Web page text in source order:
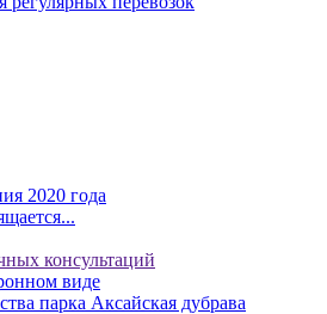
2020 года
консультаций
виде
парка Аксайская дубрава